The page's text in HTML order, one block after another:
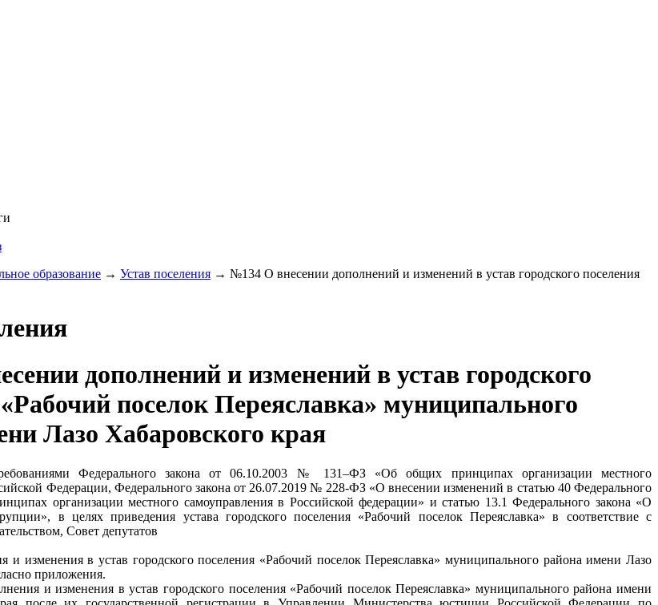
образование → Устав поселения → №134 О внесении дополнений и изменений в устав городского поселения
дополнений и изменений в устав городского
поселок Переяславка» муниципального
Лазо Хабаровского края
Федерального закона от 06.10.2003 № 131–ФЗ «Об общих принципах организации местного
Федерации, Федерального закона от 26.07.2019 № 228-ФЗ «О внесении изменений в статью 40 Федерального
организации местного самоуправления в Российской федерации» и статью 13.1 Федерального закона «О
в целях приведения устава городского поселения «Рабочий поселок Переяславка» в соответствие с
Совет депутатов
и изменения в устав городского поселения «Рабочий поселок Переяславка» муниципального района имени Лазо
приложения.
и изменения в устав городского поселения «Рабочий поселок Переяславка» муниципального района имени